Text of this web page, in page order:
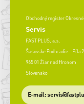
Obchodný register
Servis
FAST PLUS, a.s.
Šášovské Podhradie – Píla
965 01 Žiar nad Hronom
Slovensko
​E-mail: